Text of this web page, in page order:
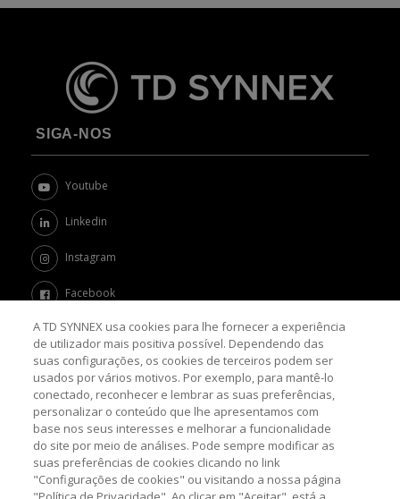
SIGA-NOS
Youtube
Linkedin
Instagram
Facebook
Twitter
Channel Academy
SOBRE O BLOG
Nosso objetivo é levar até você as principais informações e
tendências sobre o mercado de TI, com a missão de mantê-lo
atualizado sobre as últimas novidades do universo da tecnologia.
A TD SYNNEX usa cookies para lhe fornecer a experiência
de utilizador mais positiva possível. Dependendo das
suas configurações, os cookies de terceiros podem ser
usados por vários motivos. Por exemplo, para mantê-lo
conectado, reconhecer e lembrar as suas preferências,
personalizar o conteúdo que lhe apresentamos com
base nos seus interesses e melhorar a funcionalidade
do site por meio de análises. Pode sempre modificar as
suas preferências de cookies clicando no link
"Configurações de cookies" ou visitando a nossa página